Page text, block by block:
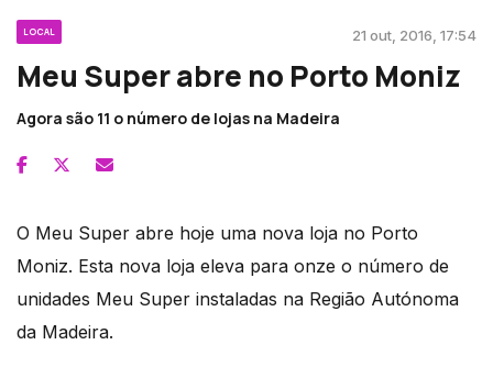
LOCAL 21 out, 2016, 17:54
Meu Super abre no Porto Moniz
Agora são 11 o número de lojas na Madeira
O Meu Super abre hoje uma nova loja no Porto
Moniz. Esta nova loja eleva para onze o número de
unidades Meu Super instaladas na Região Autónoma
da Madeira.